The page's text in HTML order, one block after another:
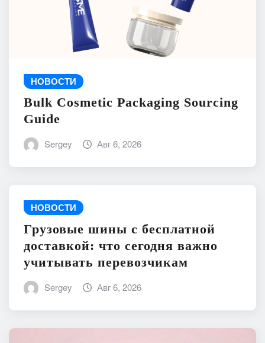
НОВОСТИ
Bulk Cosmetic Packaging Sourcing
Guide
Sergey Авг 6, 2026
НОВОСТИ
Грузовые шины с бесплатной
доставкой: что сегодня важно
учитывать перевозчикам
Sergey Авг 6, 2026